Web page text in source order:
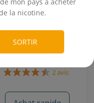
la nicotine.
SORTIR
Chill Out 10 mL -
Solubarome
blond - Cookie - Vanille -
Café
1,90€